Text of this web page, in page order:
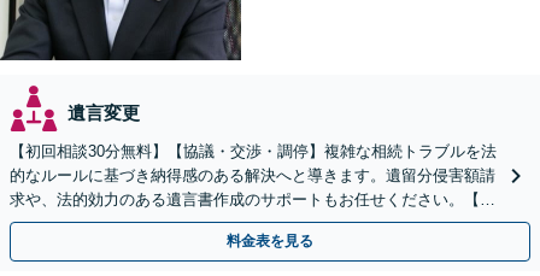
遺言変更
【初回相談30分無料】【協議・交渉・調停】複雑な相続トラブルを法
的なルールに基づき納得感のある解決へと導きます。遺留分侵害額請
求や、法的効力のある遺言書作成のサポートもお任せください。【京
阪丹波橋駅徒歩1分】【初回相談無料】
料金表を見る